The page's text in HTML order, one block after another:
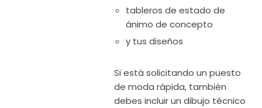
tableros de estado de
ánimo de concepto
y tus diseños
Si está solicitando un puesto
de moda rápida, también
debes incluir un dibujo técnico